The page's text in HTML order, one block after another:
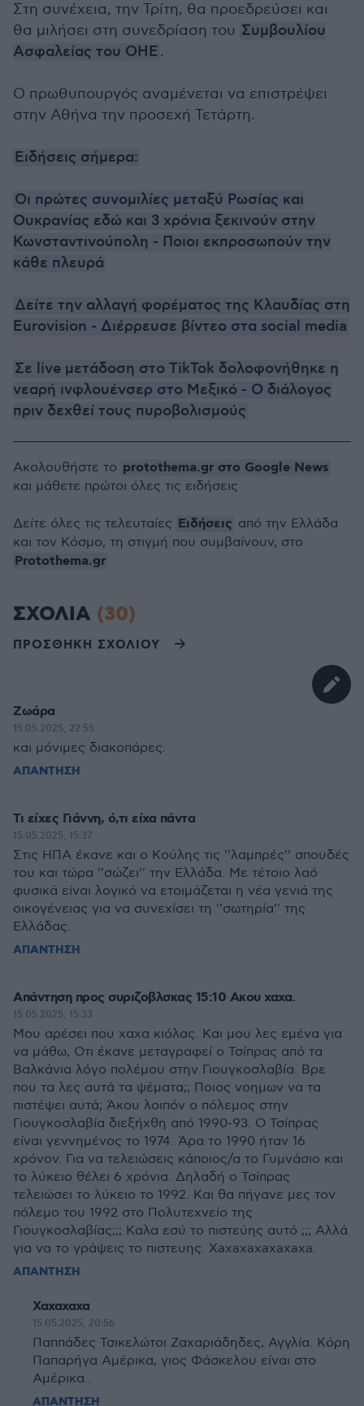
Στη συνέχεια, την Τρίτη, θα προεδρεύσει και
θα μιλήσει στη συνεδρίαση του Συμβουλίου
Ασφαλείας του ΟΗΕ.
Ο πρωθυπουργός αναμένεται να επιστρέψει
στην Αθήνα την προσεχή Τετάρτη.
Ειδήσεις σήμερα:
Οι πρώτες συνομιλίες μεταξύ Ρωσίας και
Ουκρανίας εδώ και 3 χρόνια ξεκινούν στην
Κωνσταντινούπολη - Ποιοι εκπροσωπούν την
κάθε πλευρά
Δείτε την αλλαγή φορέματος της Κλαυδίας στη
Eurovision - Διέρρευσε βίντεο στα social media
Σε live μετάδοση στο TikTok δολοφονήθηκε η
νεαρή ινφλουένσερ στο Μεξικό - Ο διάλογος
πριν δεχθεί τους πυροβολισμούς
Ακολουθήστε το protothema.gr στο Google News
και μάθετε πρώτοι όλες τις ειδήσεις
Δείτε όλες τις τελευταίες Ειδήσεις από την Ελλάδα
και τον Κόσμο, τη στιγμή που συμβαίνουν, στο
Protothema.gr
ΣΧΟΛΙΑ (30)
ΠΡΟΣΘΗΚΗ ΣΧΟΛΙΟΥ
Ζωάρα
15.05.2025, 22:55
και μόνιμες διακοπάρες.
ΑΠΑΝΤΗΣΗ
Τι είχες Γιάννη, ό,τι είχα πάντα
15.05.2025, 15:37
Στις ΗΠΑ έκανε και ο Κούλης τις ''λαμπρές'' σπουδές
του και τώρα ''σώζει'' την Ελλάδα. Με τέτοιο λαό
φυσικά είναι λογικό να ετοιμάζεται η νέα γενιά της
οικογένειας για να συνεχίσει τη ''σωτηρία'' της
Ελλάδας.
ΑΠΑΝΤΗΣΗ
Απάντηση προς συριζοβλσκας 15:10 Aκου χαχα.
15.05.2025, 15:33
Μου αρέσει που xαχα κιόλας. Και μου λες εμένα για
να μάθω, Οτι έκανε μεταγραφεί ο Τσίπρας από τα
Βαλκάνια λόγο πολέμου στην Γιουγκοσλαβία. Βρε
που τα λες αυτά τα ψέματα;; Ποιος νοημων να τα
πιστέψει αυτά; Άκου λοιπόν ο πόλεμος στην
Γιουγκοσλαβία διεξήχθη από 1990-93. Ο Τσίπρας
είναι γεννημένος το 1974. Άρα το 1990 ήταν 16
χρόνον. Για να τελειώσεις κάποιος/α το Γυμνάσιο και
το λύκειο θέλει 6 χρόνια. Δηλαδή ο Τσίπρας
τελειώσει το λύκειο το 1992. Και θα πήγανε μες τον
πόλεμο του 1992 στο Πολυτεχνείο της
Γιουγκοσλαβίας;;; Καλα εσύ το πιστεύης αυτό ;;; Αλλά
για να το γράψεις το πιστευης. Xaxaxaxaxaxaxa.
ΑΠΑΝΤΗΣΗ
Χαχαχαχα
15.05.2025, 20:56
Παππάδες Τσικελώτοι Ζαχαριάδηδες, Αγγλία. Κόρη
Παπαρήγα Αμέρικα, γιος Φάσκελου είναι στο
Αμέρικα..
ΑΠΑΝΤΗΣΗ